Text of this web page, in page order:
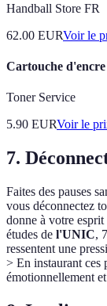
Handball Store FR
62.00 EURVoir le
Cartouche
Toner Service
5.90 EURVoir le
7.
Faites des pauses
vous déconnectez
donne à votre esprit
études de l'UNIC,
ressentent une
> En instaurant ces
émotionnellement